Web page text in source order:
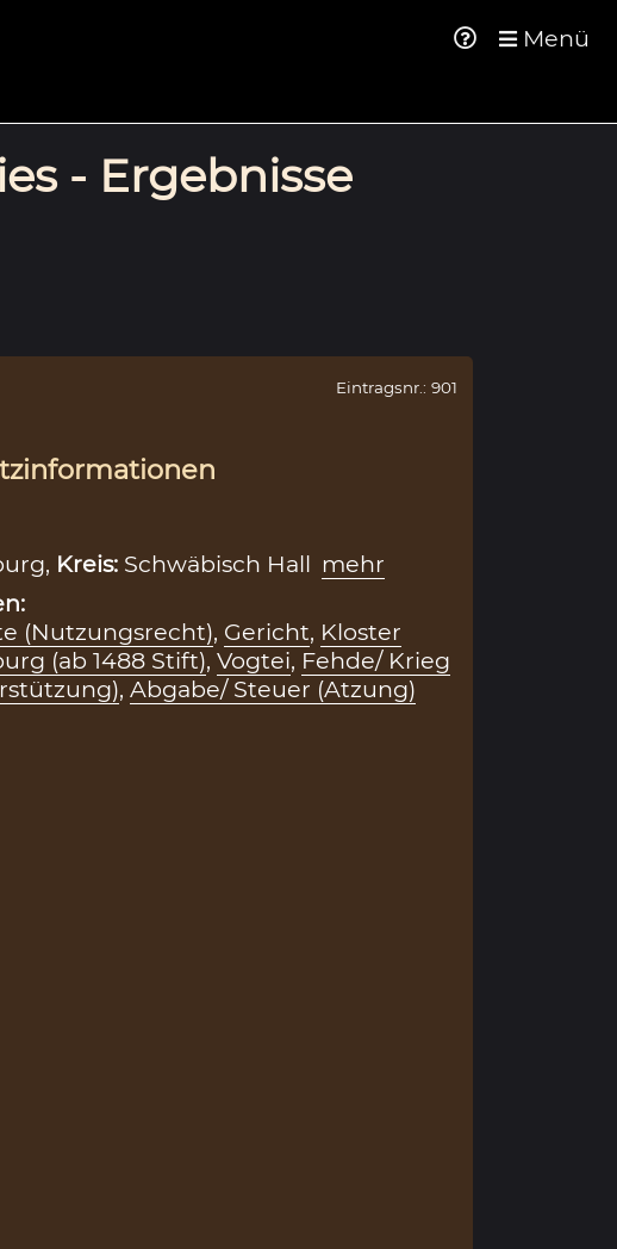
Menü
- Ergebnisse
Eintragsnr.: 901
Kreis: Schwäbisch Hall mehr
(Nutzungsrecht), Gericht, Kloster
(ab 1488 Stift), Vogtei, Fehde/ Krieg
, Abgabe/ Steuer (Atzung)